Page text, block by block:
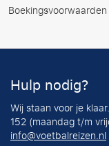
Boekingsvoorwaarden
Hulp nodig?
Wij staan voor je
152 (maandag t/m
info@voetbalreizen.nl